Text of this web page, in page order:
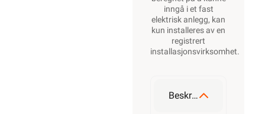
inngå i et fast
elektrisk anlegg, kan
kun installeres av en
registrert
installasjonsvirksomhet.
Beskrivelse